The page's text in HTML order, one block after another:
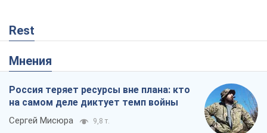
Rest
Мнения
Россия теряет ресурсы вне плана: кто
на самом деле диктует темп войны
Сергей Мисюра 9,8 т.